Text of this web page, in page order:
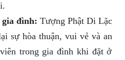
gia đình: Tượng Phật Di Lặc
sự hòa thuận, vui vẻ và an
trong gia đình khi đặt ở